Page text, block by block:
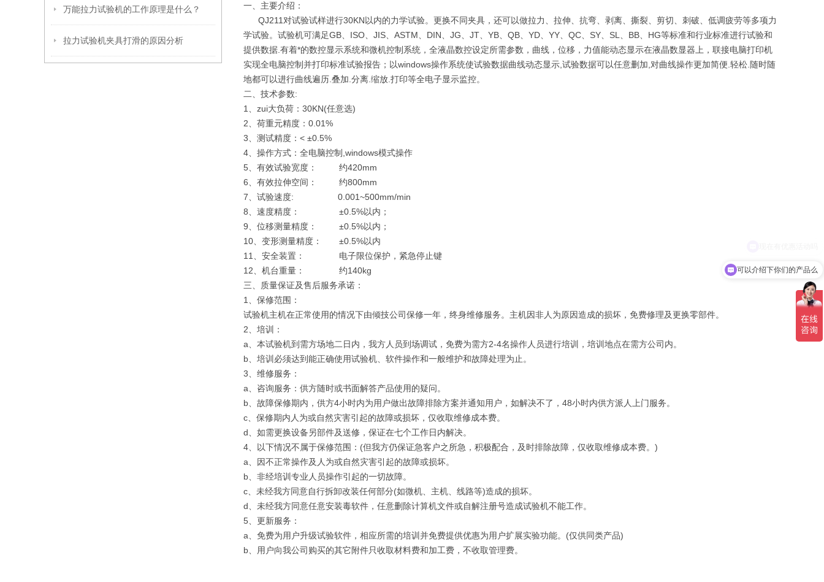
万能拉力试验机的工作原理是什么？
拉力试验机夹具打滑的原因分析
一、 主要介绍：
QJ211对试验试样进行30KN以内的力学试验。更换不同夹具，还可以做拉力、拉伸、抗弯、剥离、撕裂、剪切、刺破、低调疲劳等多项力
学试验。试验机可满足GB、ISO、JIS、ASTM、DIN、JG、JT、YB、QB、YD、YY、QC、SY、SL、BB、HG等标准和行业标准进行试验和
提供数据.有着*的数控显示系统和微机控制系统，全液晶数控设定所需参数，曲线，位移，力值能动态显示在液晶数显器上，联接电脑打印机
实现全电脑控制并打印标准试验报告；以windows操作系统使试验数据曲线动态显示,试验数据可以任意删加,对曲线操作更加简便.轻松.随时随
地都可以进行曲线遍历.叠加.分离.缩放.打印等全电子显示监控。
二、 技术参数:
1、zui大负荷：30KN(任意选)
2、荷重元精度：0.01%
3、测试精度：< ±0.5%
4、操作方式：全电脑控制,windows模式操作
5、有效试验宽度： 约420mm
6、有效拉伸空间： 约800mm
7、试验速度: 0.001~500mm/min
8、速度精度： ±0.5%以内；
9、位移测量精度： ±0.5%以内；
10、变形测量精度： ±0.5%以内
11、安全装置： 电子限位保护，紧急停止键
12、机台重量： 约140kg
三、
质量保证及售后服务承诺：
1、保修范围：
试验机主机在正常使用的情况下由倾技公司保修一年，终身维修服务。主机因非人为原因造成的损坏，免费修理及更换零部件。
2、培训：
a、本试验机到需方场地二日内，我方人员到场调试，免费为需方2-4名操作人员进行培训，培训地点在需方公司内。
b、培训必须达到能正确使用试验机、软件操作和一般维护和故障处理为止。
3、维修服务：
a、咨询服务：供方随时或书面解答产品使用的疑问。
b、故障保修期内，供方4小时内为用户做出故障排除方案并通知用户，如解决不了，48小时内供方派人上门服务。
c、保修期内人为或自然灾害引起的故障或损坏，仅收取维修成本费。
d、如需更换设备另部件及送修，保证在七个工作日内解决。
4、以下情况不属于保修范围：(但我方仍保证急客户之所急，积极配合，及时排除故障，仅收取维修成本费。)
a、因不正常操作及人为或自然灾害引起的故障或损坏。
b、非经培训专业人员操作引起的一切故障。
c、未经我方同意自行拆卸改装任何部分(如微机、主机、线路等)造成的损坏。
d、未经我方同意任意安装毒软件，任意删除计算机文件或自解注册号造成试验机不能工作。
5、更新服务：
a、免费为用户升级试验软件，相应所需的培训并免费提供优惠为用户扩展实验功能。(仅供同类产品)
b、用户向我公司购买的其它附件只收取材料费和加工费，不收取管理费。
可以介绍下你们的产品么